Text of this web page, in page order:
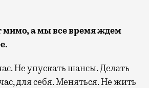
а мы все время ждем
Не упускать шансы. Делать
для себя. Меняться. Не жить